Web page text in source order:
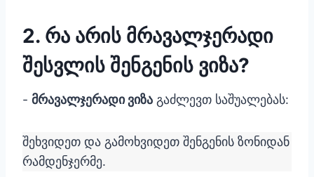
2. რა არის მრავალჯერადი
შესვლის შენგენის ვიზა?
- მრავალჯერადი ვიზა გაძლევთ საშუალებას:
შეხვიდეთ და გამოხვიდეთ შენგენის ზონიდან
რამდენჯერმე.